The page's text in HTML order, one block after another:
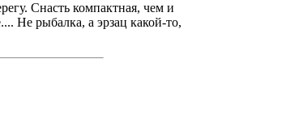
Снасть компактная, чем и
Не рыбалка, а эрзац какой-то,